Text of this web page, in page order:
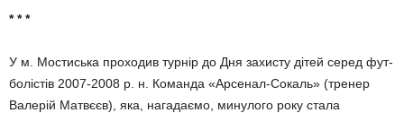
* * *
У м. Мостиська проходив турнір до Дня захисту дітей серед фут­
болістів 2007-2008 р. н. Команда «Арсенал-Сокаль» (тренер
Вале­рій Матвєєв), яка, нагадаємо, мину­лого року стала